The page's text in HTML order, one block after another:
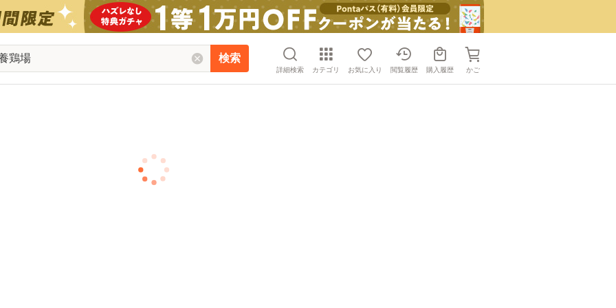
検索
詳細検索 カテゴリ お気に入り 閲覧履歴 購入履歴 かご